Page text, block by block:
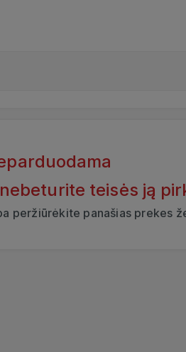
teisės ją
peržiūrėkite panašias prekes